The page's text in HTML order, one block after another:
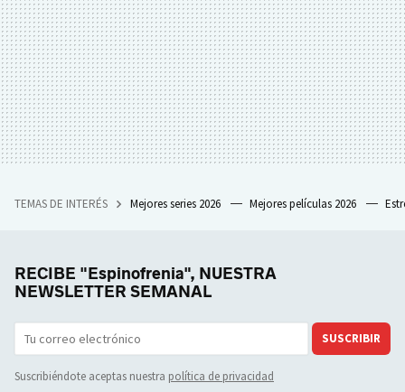
TEMAS DE INTERÉS Mejores series 2026 Mejores películas 2026
RECIBE "Espinofrenia", NUESTRA
NEWSLETTER SEMANAL
SUSCRIBIR
Suscribiéndote aceptas nuestra política de privacidad